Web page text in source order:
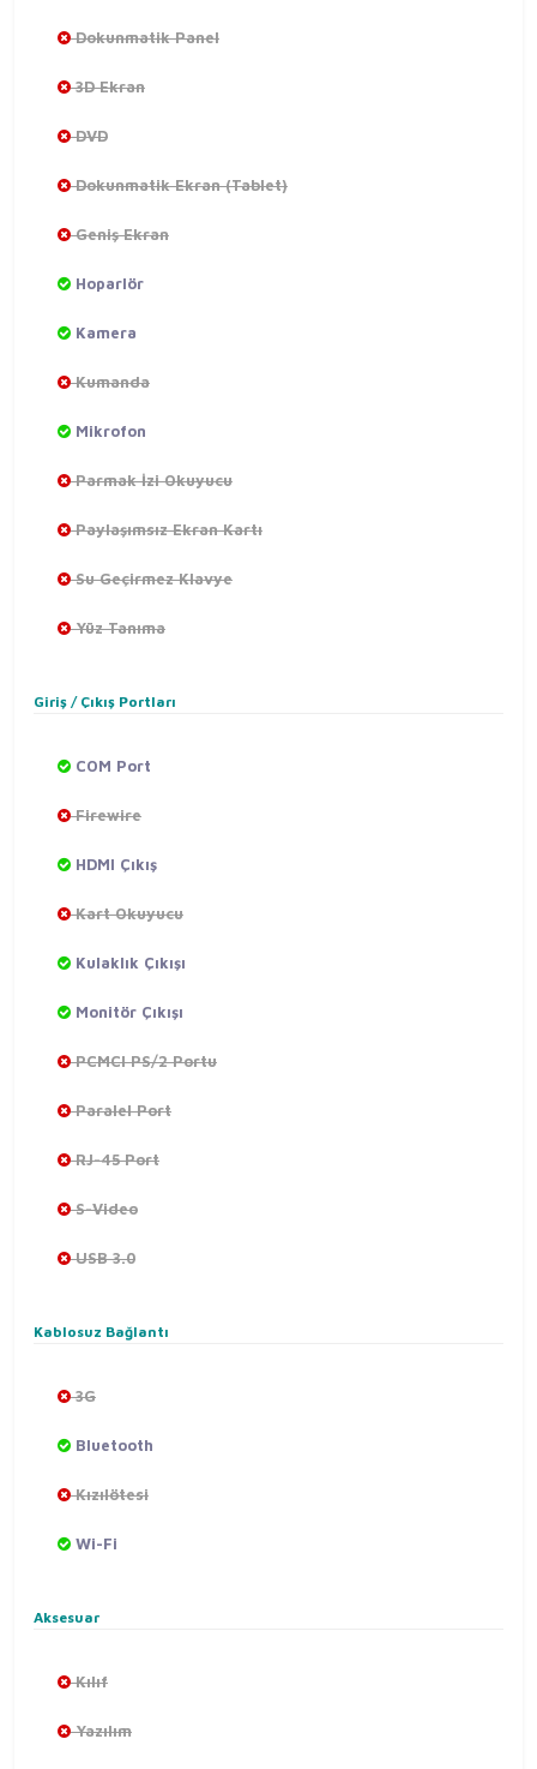
Dokunmatik Panel
3D Ekran
DVD
Dokunmatik Ekran (Tablet)
Geniş Ekran
Hoparlör
Kamera
Kumanda
Mikrofon
Parmak İzi Okuyucu
Paylaşımsız Ekran Kartı
Su Geçirmez Klavye
Yüz Tanıma
Giriş / Çıkış Portları
COM Port
Firewire
HDMI Çıkış
Kart Okuyucu
Kulaklık Çıkışı
Monitör Çıkışı
PCMCI PS/2 Portu
Paralel Port
RJ-45 Port
S-Video
USB 3.0
Kablosuz Bağlantı
3G
Bluetooth
Kızılötesi
Wi-Fi
Aksesuar
Kılıf
Yazılım